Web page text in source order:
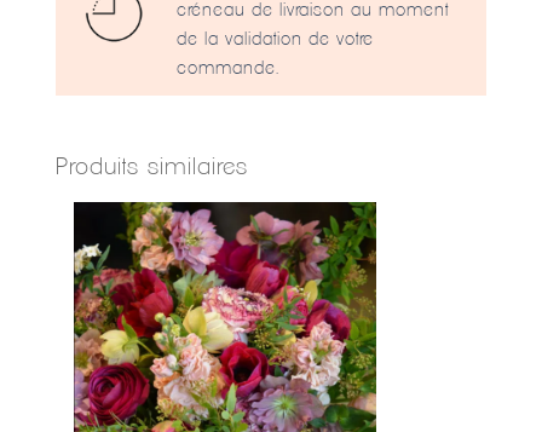
créneau de livraison au moment
de la validation de votre
commande.
Produits similaires